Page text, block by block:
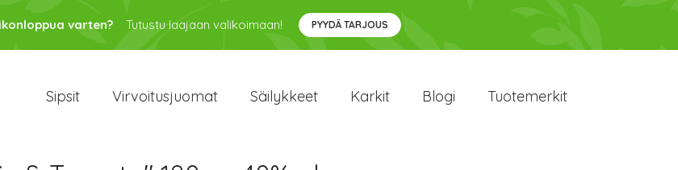
varten? Tutustu laajaan valikoimaan! PYYDÄ TARJOUS
Sipsit Virvoitusjuomat Säilykkeet Karkit Blogi Tuotemerkit